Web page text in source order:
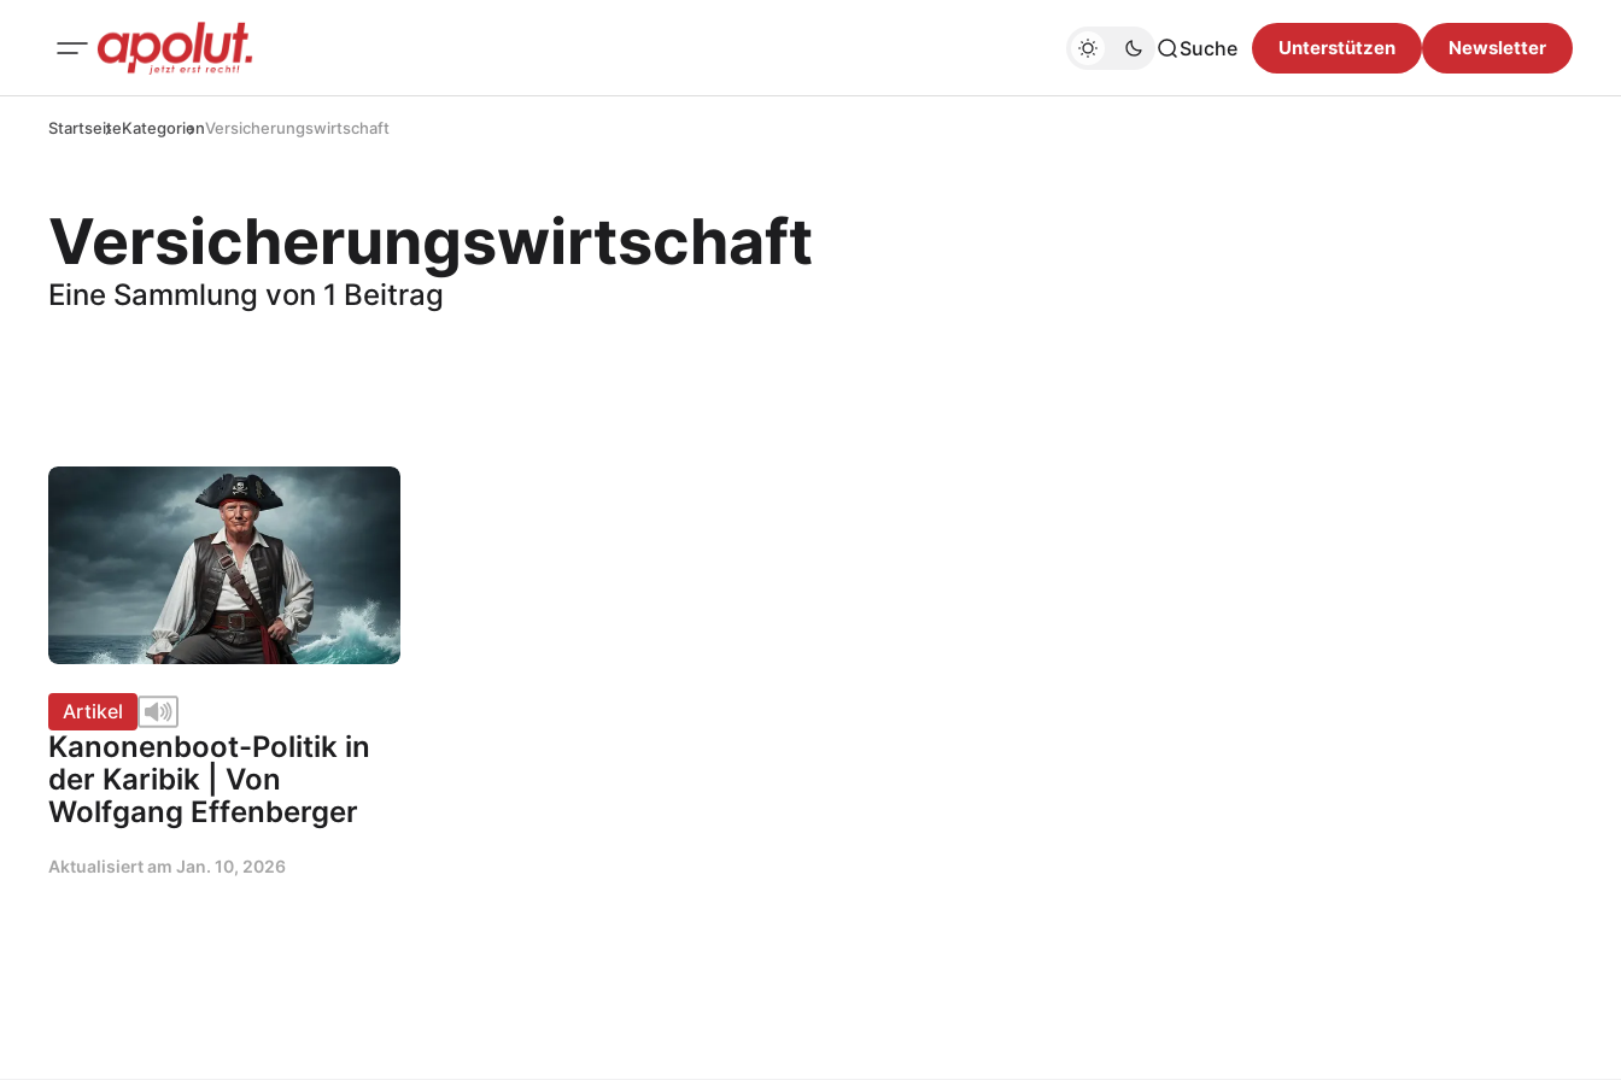
Suche Unterstützen Newsletter
StartseiteKategorienVersicherungswirtschaft
Versicherungswirtschaft
Eine Sammlung von 1 Beitrag
Artikel
Kanonenboot-Politik in
der Karibik | Von
Wolfgang Effenberger
Aktualisiert am Jan. 10, 2026